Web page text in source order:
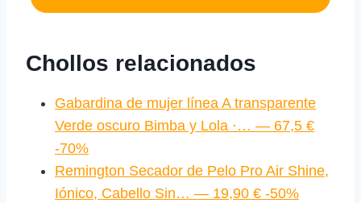
Chollos relacionados
Gabardina de mujer línea A transparente
Verde oscuro Bimba y Lola ·… — 67,5 €
-70%
Remington Secador de Pelo Pro Air Shine,
Iónico, Cabello Sin… — 19,90 € -50%